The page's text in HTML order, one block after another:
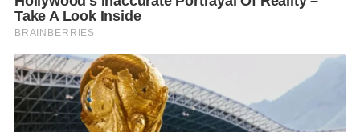
Rose Blossom Tunnel อุโมงค์กุหลาบบานสะพรั่ง จุดถ่าย
ภาพสุดโรแมนติก เส้นสายลายเส้นสุดล้ำ
Interactive Ocean Odyssey บ่อบอลทะเลมหัศจรรย์ ดำ
ดิ่งสู่มหาสมุทรแห่งแสง สนุกกับภารกิจอินเตอร์แอคทีฟ
บนจอผ่านการขว้างลูกบอลและการเคลื่อนไหว โซนสนุก